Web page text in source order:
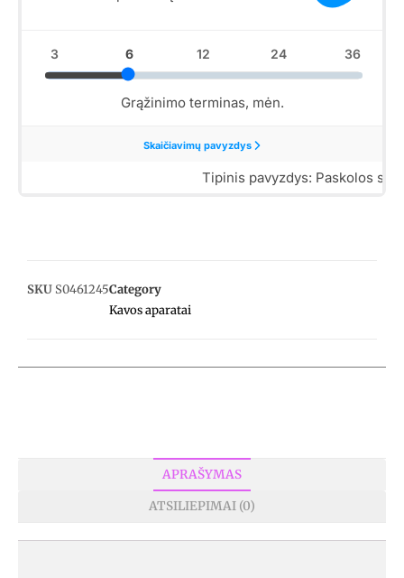
SKU S0461245Category
Kavos aparatai
APRAŠYMAS
ATSILIEPIMAI (0)